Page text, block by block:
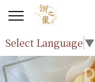
Select Language▼